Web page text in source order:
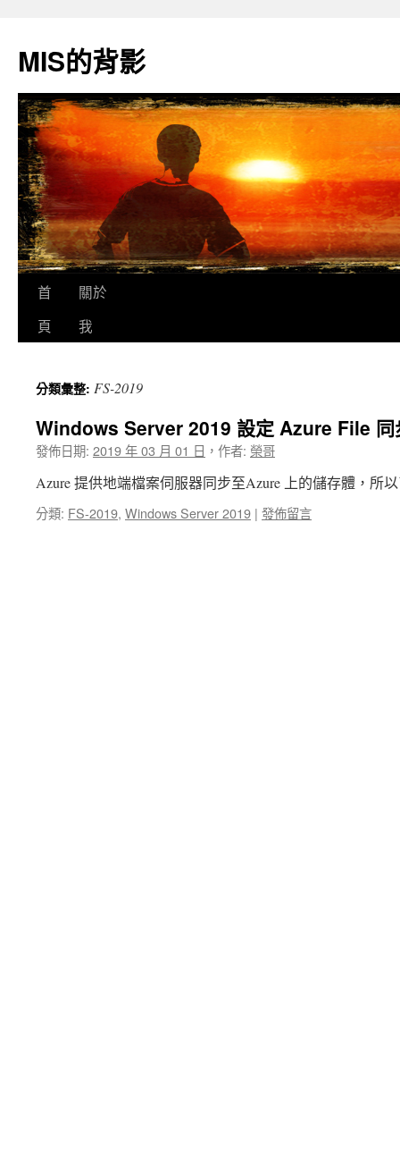
主
要
容
MIS的背影
首
頁
關於
我
分類彙整: FS-2019
Windows Server 2019 設定 Azure File 同
發佈日期: 2019 年 03 月 01 日 ， 作者: 榮哥
Azure 提供地端檔案伺服器同步至Azure 上的儲存體，所
分類: FS-2019, Windows Server 2019 | 發佈留言